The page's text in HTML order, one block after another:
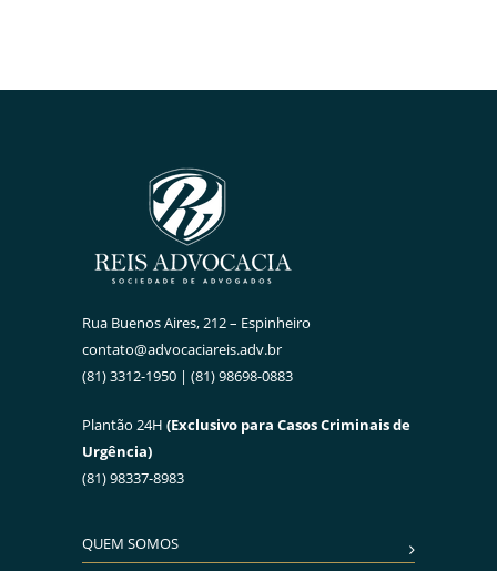
Rua Buenos Aires, 212 – Espinheiro
contato@advocaciareis.adv.br
(81) 3312-1950 | (81) 98698-0883
Plantão 24H (Exclusivo para Casos Criminais de
Urgência)
(81) 98337-8983
QUEM SOMOS